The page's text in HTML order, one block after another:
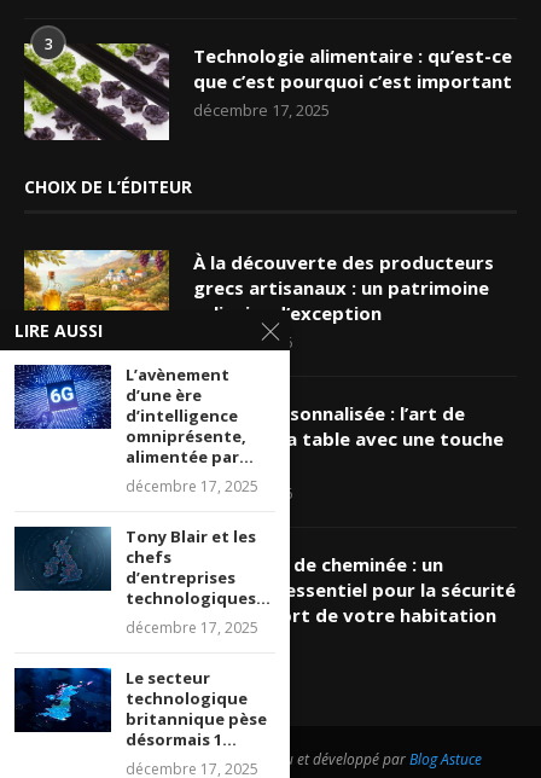
3
Technologie alimentaire : qu’est-ce
que c’est pourquoi c’est important
décembre 17, 2025
CHOIX DE L’ÉDITEUR
À la découverte des producteurs
grecs artisanaux : un patrimoine
culinaire d’exception
mars 19, 2026
Nappe personnalisée : l’art de
sublimer sa table avec une touche
unique
mars 16, 2026
Ramonage de cheminée : un
entretien essentiel pour la sécurité
et le confort de votre habitation
@2026 - Tous droits réservés. Conçu et développé parBlog Astuce
LIRE AUSSI
L’avènement
d’une ère
d’intelligence
omniprésente,
alimentée par...
décembre 17, 2025
Tony Blair et les
chefs
d’entreprises
technologiques...
décembre 17, 2025
Le secteur
technologique
britannique pèse
désormais 1...
décembre 17, 2025